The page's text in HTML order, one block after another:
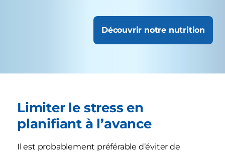
Découvrir notre nutrition
Limiter le stress en
planifiant à l’avance
Il est probablement préférable d’éviter de